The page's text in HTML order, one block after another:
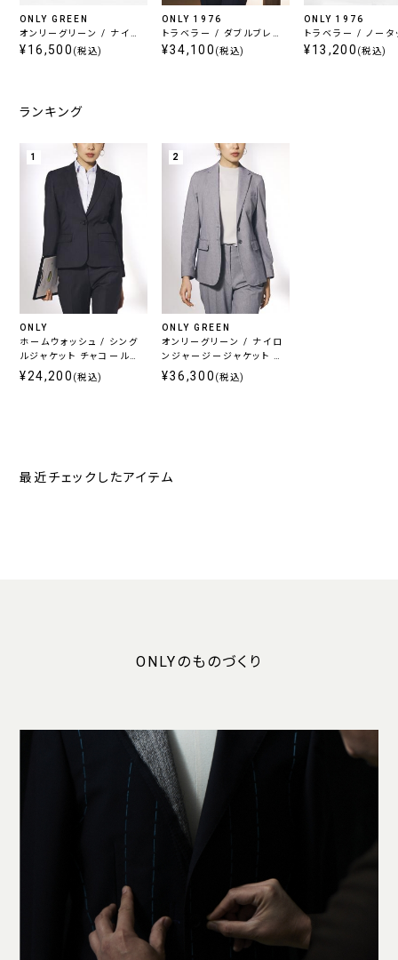
ONLY GREEN
オンリーグリーン / ナイロ
ンジャージークロップドパ
¥16,500 (税込)
ONLY 1976
トラベラー / ダブルブレス
トジャケット ネイビー無地
¥34,100 (税込)
ONLY 1976
トラベラー / ノータ
ロップドパンツ ネ
¥13,200 (税込)
ランキング
1
ONLY
ホームウォッシュ / シング
ルジャケット チャコール無
地
¥24,200 (税込)
2
ONLY GREEN
オンリーグリーン / ナイロ
ンジャージージャケット グ
レーヘリンボーン
¥36,300 (税込)
最近チェックしたアイテム
ONLYのものづくり